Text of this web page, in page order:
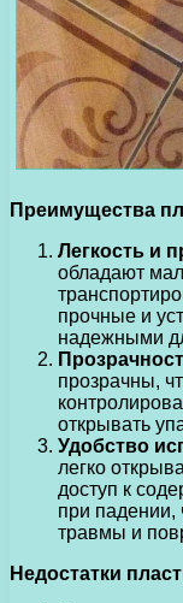
Преимущества
Легкость и
обладают
прочные и
надежными
прозрачны,
открывать
Удобство
легко
доступ к
при
травмы и
Недостатки